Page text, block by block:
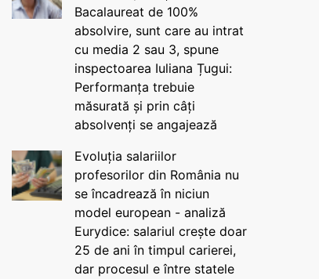
Bacalaureat de 100%
absolvire, sunt care au intrat
cu media 2 sau 3, spune
inspectoarea Iuliana Țugui:
Performanța trebuie
măsurată și prin câți
absolvenți se angajează
Evoluția salariilor
profesorilor din România nu
se încadrează în niciun
model european - analiză
Eurydice: salariul crește doar
25 de ani în timpul carierei,
dar procesul e între statele